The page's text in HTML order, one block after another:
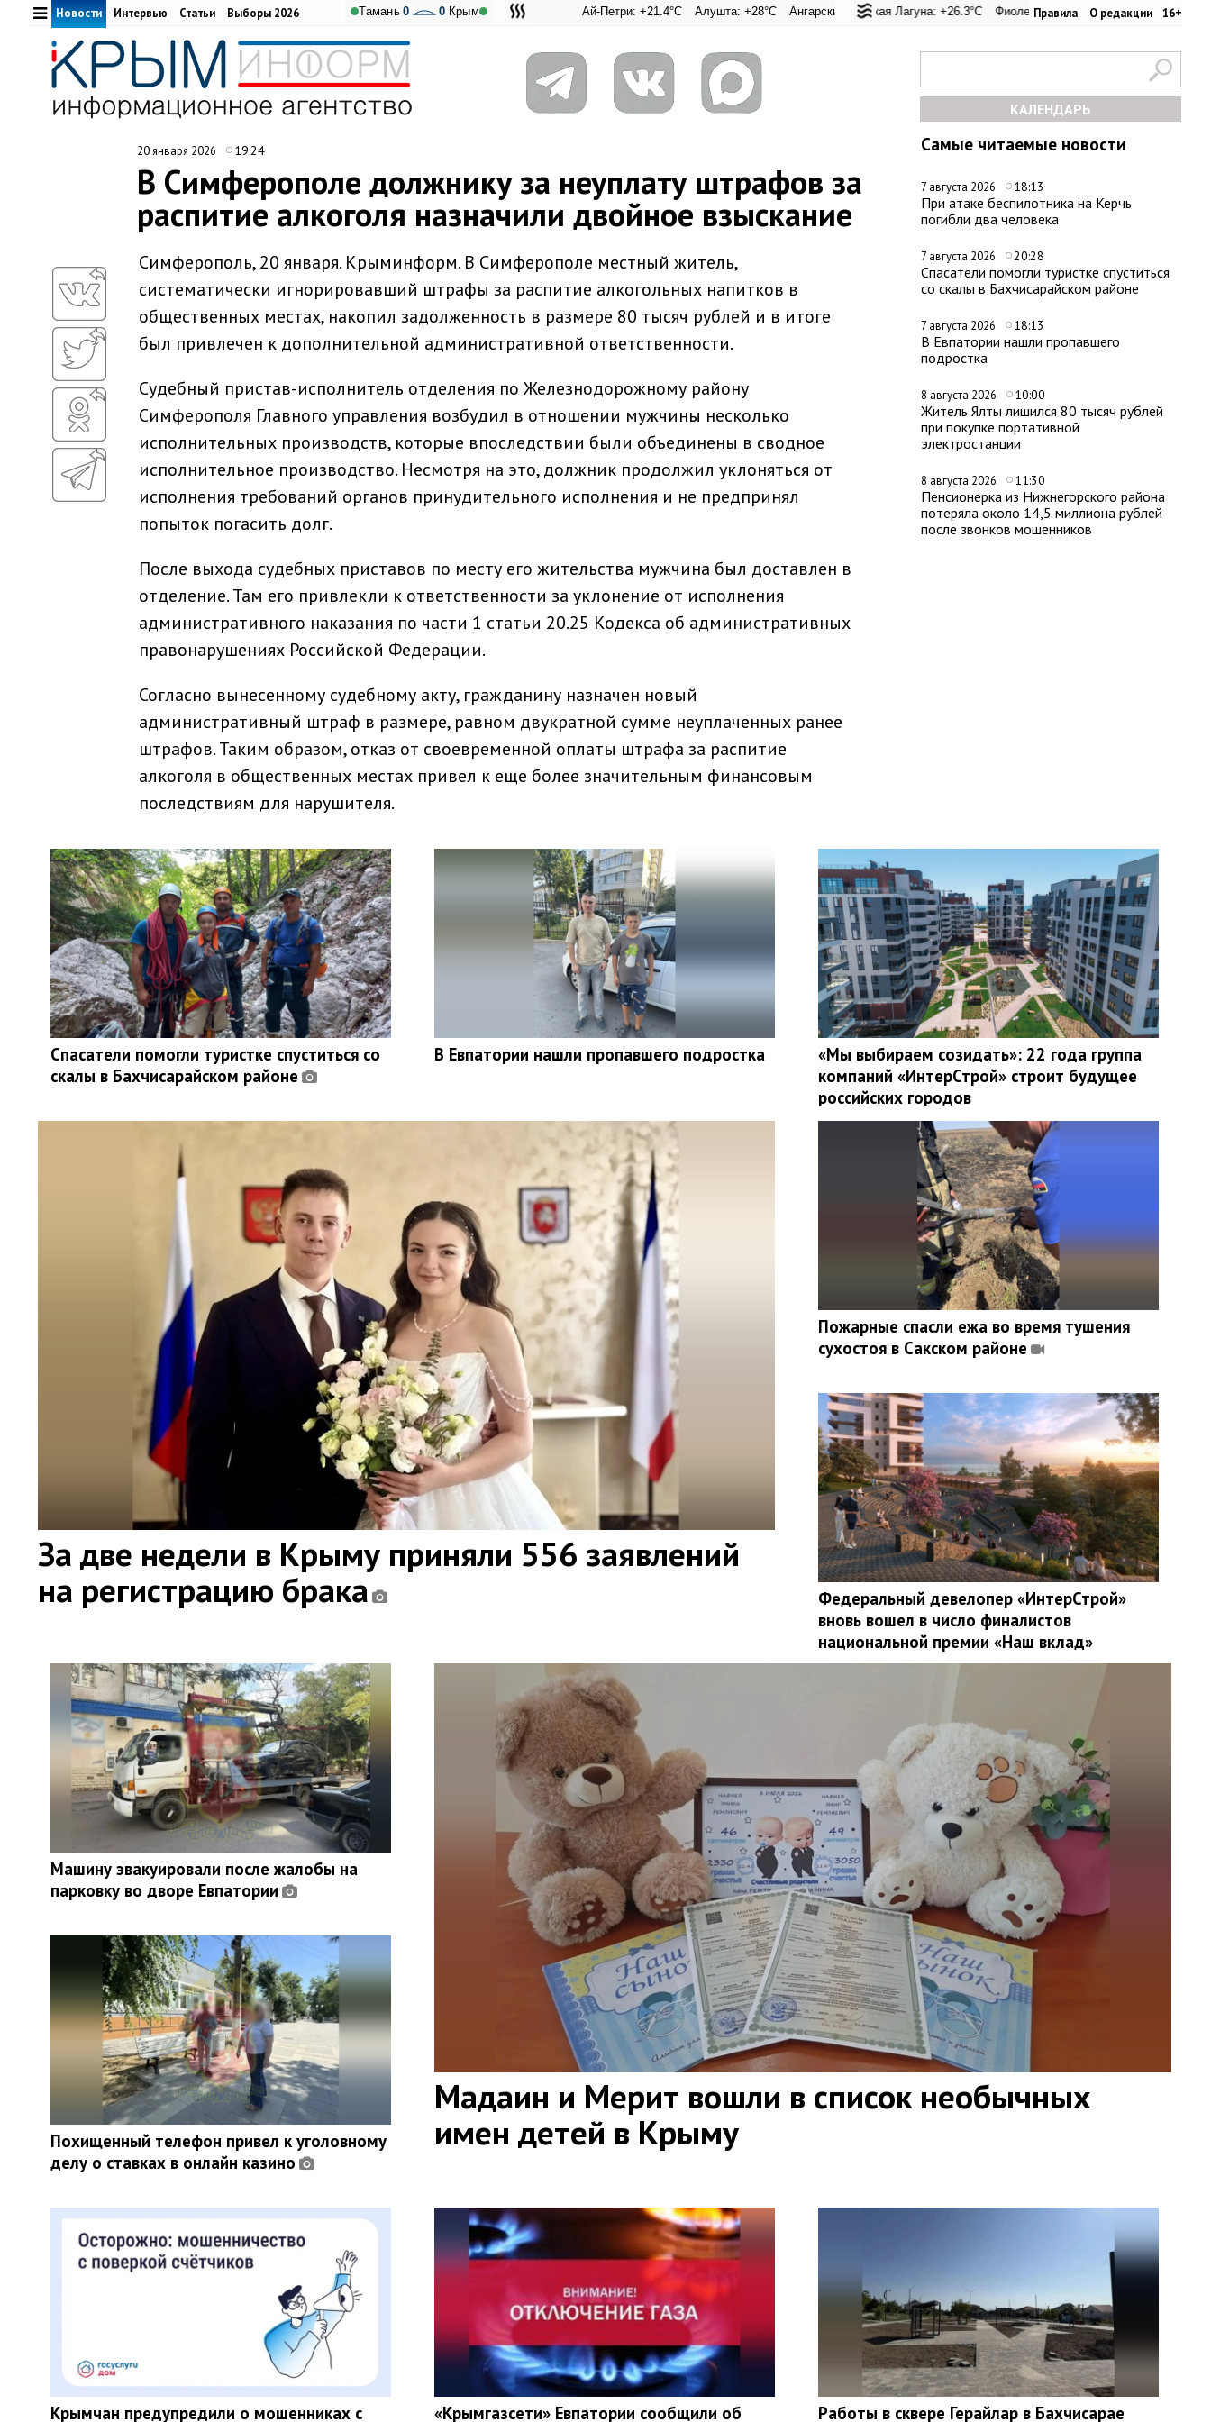
Правила О редакции 16+
Адмиральская Лагуна: +26.3°C Фиолент: +26.6°C Казачья бухта: +26.6°C
Ай-Петри: +21.4°C Алушта: +28°C Ангарский перевал: +24.9°C Евпатория: +33.8°C Керчь: +31°C Никитский сад:
Тамань 0 0 Крым
Новости Интервью Статьи Выборы 2026
КАЛЕНДАРЬ
Самые читаемые новости
7 августа 2026 18:13
При атаке беспилотника на Керчь
погибли два человека
7 августа 2026 20:28
Спасатели помогли туристке спуститься
со скалы в Бахчисарайском районе
7 августа 2026 18:13
В Евпатории нашли пропавшего
подростка
8 августа 2026 10:00
Житель Ялты лишился 80 тысяч рублей
при покупке портативной
электростанции
8 августа 2026 11:30
Пенсионерка из Нижнегорского района
потеряла около 14,5 миллиона рублей
после звонков мошенников
20 января 2026 19:24
В Симферополе должнику за неуплату штрафов за
распитие алкоголя назначили двойное взыскание
Симферополь, 20 января. Крыминформ. В Симферополе местный житель,
систематически игнорировавший штрафы за распитие алкогольных напитков в
общественных местах, накопил задолженность в размере 80 тысяч рублей и в итоге
был привлечен к дополнительной административной ответственности.
Судебный пристав-исполнитель отделения по Железнодорожному району
Симферополя Главного управления возбудил в отношении мужчины несколько
исполнительных производств, которые впоследствии были объединены в сводное
исполнительное производство. Несмотря на это, должник продолжил уклоняться от
исполнения требований органов принудительного исполнения и не предпринял
попыток погасить долг.
После выхода судебных приставов по месту его жительства мужчина был доставлен в
отделение. Там его привлекли к ответственности за уклонение от исполнения
административного наказания по части 1 статьи 20.25 Кодекса об административных
правонарушениях Российской Федерации.
Согласно вынесенному судебному акту, гражданину назначен новый
административный штраф в размере, равном двукратной сумме неуплаченных ранее
штрафов. Таким образом, отказ от своевременной оплаты штрафа за распитие
алкоголя в общественных местах привел к еще более значительным финансовым
последствиям для нарушителя.
Спасатели помогли туристке спуститься со
скалы в Бахчисарайском районе
В Евпатории нашли пропавшего подростка
«Мы выбираем созидать»: 22 года группа
компаний «ИнтерСтрой» строит будущее
российских городов
За две недели в Крыму приняли 556 заявлений
на регистрацию брака
Пожарные спасли ежа во время тушения
сухостоя в Сакском районе
Федеральный девелопер «ИнтерСтрой»
вновь вошел в число финалистов
национальной премии «Наш вклад»
Мадаин и Мерит вошли в список необычных
имен детей в Крыму
Машину эвакуировали после жалобы на
парковку во дворе Евпатории
Похищенный телефон привел к уголовному
делу о ставках в онлайн казино
Крымчан предупредили о мошенниках с «Крымгазсети» Евпатории сообщили об Работы в сквере Герайлар в Бахчисарае